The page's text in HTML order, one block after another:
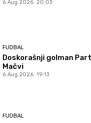
6 Aug 2026. 20:03
FUDBAL
Doskorašnji golman
Mačvi
6 Aug 2026. 19:13
FUDBAL